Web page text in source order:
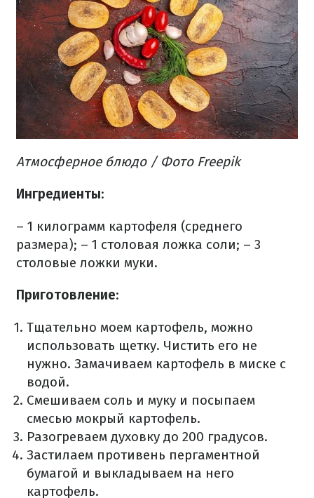
Атмосферное блюдо/ Фото Freepik
Ингредиенты:
– 1 килограмм картофеля (среднего
размера); – 1 столовая ложка соли; – 3
столовые ложки муки.
Приготовление:
Тщательно моем картофель, можно
использовать щетку. Чистить его не
нужно. Замачиваем картофель в миске с
водой.
Смешиваем соль и муку и посыпаем
смесью мокрый картофель.
Разогреваем духовку до 200 градусов.
Застилаем противень пергаментной
бумагой и выкладываем на него
картофель.